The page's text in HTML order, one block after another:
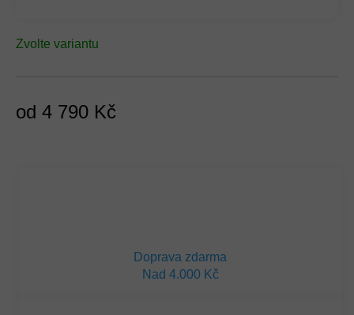
od 4 790 Kč
Zvolte variantu
Doprava zdarma
Nad 4.000 Kč